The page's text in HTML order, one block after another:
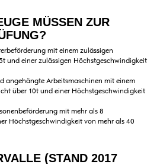
MÜSSEN ZUR
mit einem zulässigen
und einer zulässigen Höchstgeschwindigkeit
angehängte Arbeitsmaschinen mit einem
über 10t und einer Höchstgeschwindigkeit
mit mehr als 8
Höchstgeschwindigkeit von mehr als 40
(STAND 2017